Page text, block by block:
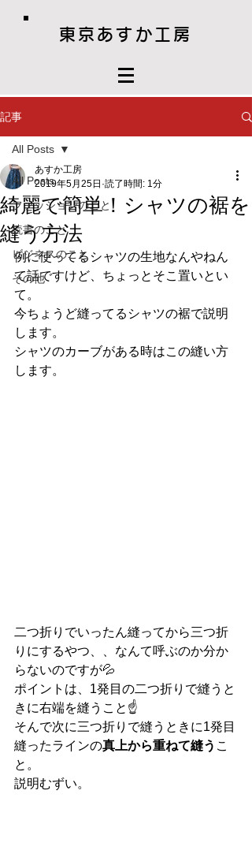
東京あすか工房
記事
All Posts
ファッションのこと
読書のこと
ビジネスのこと
その他
All Posts
綺麗で簡単！シャツの裾を
縫う方法
あすか工房
2019年5月25日 読了時間: 1分
例に使ってるシャツの生地なんやねん
て話ですけど、ちょっとそこ置いとい
て。
今ちょうど縫ってるシャツの裾で説明
します。
シャツのカーブがある時はこの縫い方
します。
二つ折りでいったん縫ってから三つ折
りにするやつ、、なんて呼ぶのか分か
らないのですが💦
ポイントは、1発目の二つ折りで縫うと
きに右端を縫うこと☝️
そんで次に三つ折りで縫うときに1発目
縫ったラインの真上から重ねて縫う こ
と。
説明むずい。